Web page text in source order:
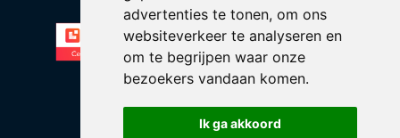
advertenties te tonen, om ons
websiteverkeer te analyseren en
om te begrijpen waar onze
bezoekers vandaan komen.
Ik ga akkoord